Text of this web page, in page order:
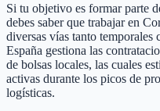
Si tu objetivo es formar parte
debes saber que trabajar en
diversas vías tanto
España gestiona las
de bolsas locales, las cuales
activas durante los picos de
logísticas.